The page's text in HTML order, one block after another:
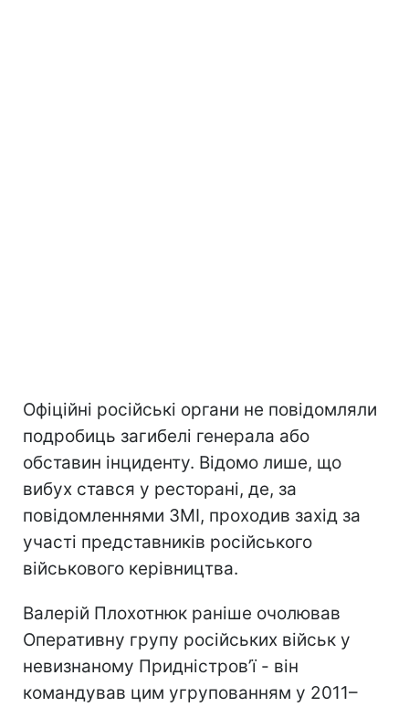
Офіційні російські органи не повідомляли
подробиць загибелі генерала або
обставин інциденту. Відомо лише, що
вибух стався у ресторані, де, за
повідомленнями ЗМІ, проходив захід за
участі представників російського
військового керівництва.
Валерій Плохотнюк раніше очолював
Оперативну групу російських військ у
невизнаному Придністров’ї - він
командував цим угрупованням у 2011–